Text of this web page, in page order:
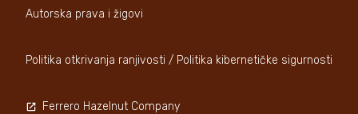
Autorska prava i žigovi
Politika otkrivanja ranjivosti / Politika kibernetičke sigurnosti
Ferrero Hazelnut Company